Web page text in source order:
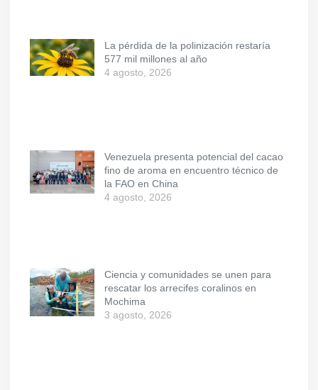
La pérdida de la polinización restaría
577 mil millones al año
4 agosto, 2026
Venezuela presenta potencial del cacao
fino de aroma en encuentro técnico de
la FAO en China
4 agosto, 2026
Ciencia y comunidades se unen para
rescatar los arrecifes coralinos en
Mochima
3 agosto, 2026